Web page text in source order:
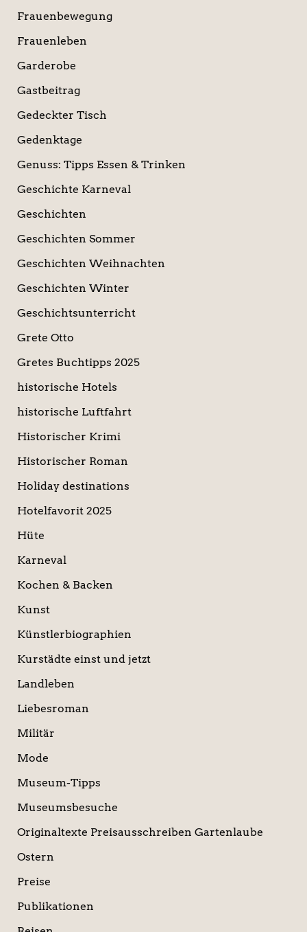
Frauenbewegung
Frauenleben
Garderobe
Gastbeitrag
Gedeckter Tisch
Gedenktage
Genuss: Tipps Essen & Trinken
Geschichte Karneval
Geschichten
Geschichten Sommer
Geschichten Weihnachten
Geschichten Winter
Geschichtsunterricht
Grete Otto
Gretes Buchtipps 2025
historische Hotels
historische Luftfahrt
Historischer Krimi
Historischer Roman
Holiday destinations
Hotelfavorit 2025
Hüte
Karneval
Kochen & Backen
Kunst
Künstlerbiographien
Kurstädte einst und jetzt
Landleben
Liebesroman
Militär
Mode
Museum-Tipps
Museumsbesuche
Originaltexte Preisausschreiben Gartenlaube
Ostern
Preise
Publikationen